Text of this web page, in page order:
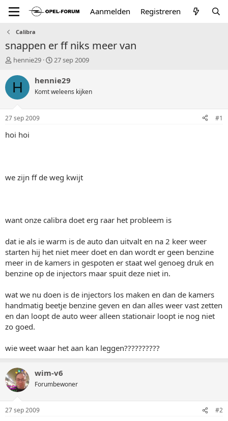
Aanmelden Registreren
Calibra
snappen er ff niks meer van
T
p
a
r
hennie29
S
a
t
27 sep 2009
H hennie29
Komt weleens kijken
27 sep 2009 #1
hoi hoi
we zijn ff de weg kwijt
want onze calibra doet erg raar het probleem is
dat ie als ie warm is de auto dan uitvalt en na 2 keer weer
starten hij het niet meer doet en dan wordt er geen benzine
meer in de kamers in gespoten er staat wel genoeg druk en
benzine op de injectors maar spuit deze niet in.
wat we nu doen is de injectors los maken en dan de kamers
handmatig beetje benzine geven en dan alles weer vast zetten
en dan loopt de auto weer alleen stationair loopt ie nog niet
zo goed.
wie weet waar het aan kan leggen??????????
wim-v6
Forumbewoner
27 sep 2009 #2